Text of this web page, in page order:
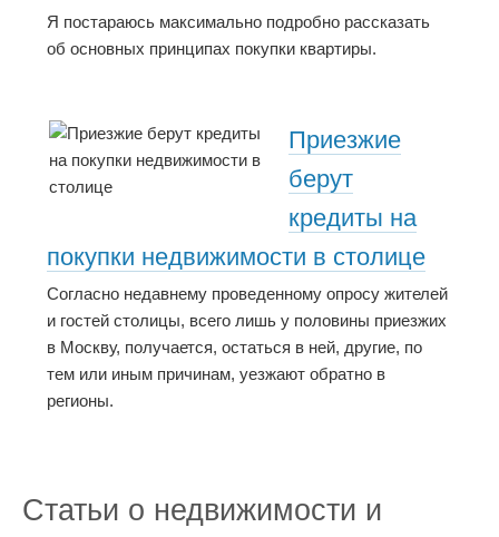
Я постараюсь максимально подробно рассказать
об основных принципах покупки квартиры.
Приезжие
берут
кредиты на
покупки недвижимости в столице
Согласно недавнему проведенному опросу жителей
и гостей столицы, всего лишь у половины приезжих
в Москву, получается, остаться в ней, другие, по
тем или иным причинам, уезжают обратно в
регионы.
Статьи о недвижимости и